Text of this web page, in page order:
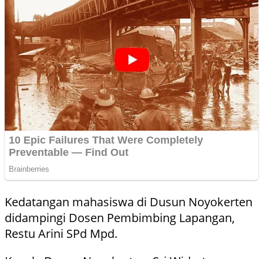
Kedatangan mahasiswa di Dusun Noyokerten
didampingi Dosen Pembimbing Lapangan,
Restu Arini SPd Mpd.